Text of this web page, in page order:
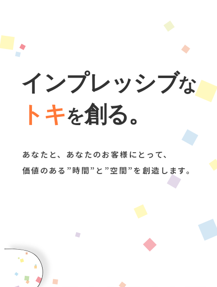
イ ンプレ ッシブな
ト キ を創る。
あなたと、あなたのお客様にとって、
価値のある”時間”と”空間”を創造します。